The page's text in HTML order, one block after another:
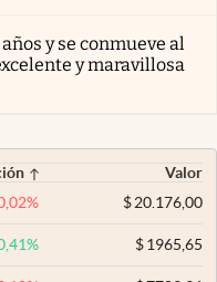
y se conmueve al
y maravillosa
Valor
% $20.176,00
% $1965,65